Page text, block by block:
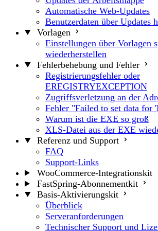
Automatische Web-Updates
Benutzerdaten über Updates
Vorlagen
Einstellungen über Vorlagen
wiederherstellen
Fehlerbehebung und Fehler
Registrierungsfehler oder
EREGISTRYEXCEPTION
Zugriffsverletzung an der
Fehler "Failed to set data for
Warum ist die EXE so groß
XLS-Datei aus der EXE
Referenz und Support
FAQ
Support-Links
WooCommerce-Integrationskit
FastSpring-Abonnementkit
Basis-Aktivierungskit
Überblick
Serveranforderungen
Technischer Support und